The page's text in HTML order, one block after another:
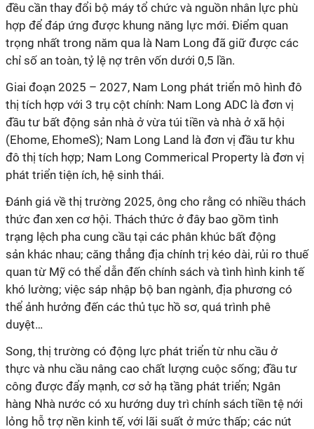
đều cần thay đổi bộ máy tổ chức và nguồn nhân lực phù
hợp để đáp ứng được khung năng lực mới. Điểm quan
trọng nhất trong năm qua là Nam Long đã giữ được các
chỉ số an toàn, tỷ lệ nợ trên vốn dưới 0,5 lần.
Giai đoạn 2025 – 2027, Nam Long phát triển mô hình đô
thị tích hợp với 3 trụ cột chính: Nam Long ADC là đơn vị
đầu tư bất động sản nhà ở vừa túi tiền và nhà ở xã hội
(Ehome, EhomeS); Nam Long Land là đơn vị đầu tư khu
đô thị tích hợp; Nam Long Commerical Property là đơn vị
phát triển tiện ích, hệ sinh thái.
Đánh giá về thị trường 2025, ông cho rằng có nhiều thách
thức đan xen cơ hội. Thách thức ở đây bao gồm tình
trạng ệch pha cung cầu tại các phân khúc bất động
sản khác nhau; căng thẳng địa chính trị kéo dài, rủi ro thuế
quan từ Mỹ có thể dẫn đến chính sách và tình hình kinh tế
khó lường; việc sáp nhập bộ ban ngành, địa phương có
thể ảnh hưởng đến các thủ tục hồ sơ, quá trình phê
duyệt…
Song, thị trường có động lực phát triển từ nhu cầu ở
thực và nhu cầu nâng cao chất lượng cuộc sống; đầu tư
công được đẩy mạnh, cơ sở hạ tầng phát triển; Ngân
hàng Nhà nước có xu hướng duy trì chính sách tiền tệ nới
lỏng hỗ trợ nền kinh tế, với lãi suất ở mức thấp; các nút